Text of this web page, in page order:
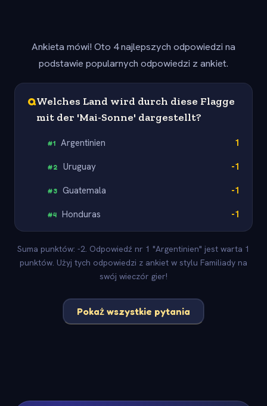
Ankieta mówi! Oto 4 najlepszych odpowiedzi na
podstawie popularnych odpowiedzi z ankiet.
QWelches Land wird durch diese Flagge
mit der 'Mai-Sonne' dargestellt?
#1 Argentinien 1
#2 Uruguay -1
#3 Guatemala -1
#4 Honduras -1
Suma punktów: -2. Odpowiedź nr 1 "Argentinien" jest warta 1
punktów. Użyj tych odpowiedzi z ankiet w stylu Familiady na
swój wieczór gier!
Pokaż wszystkie pytania